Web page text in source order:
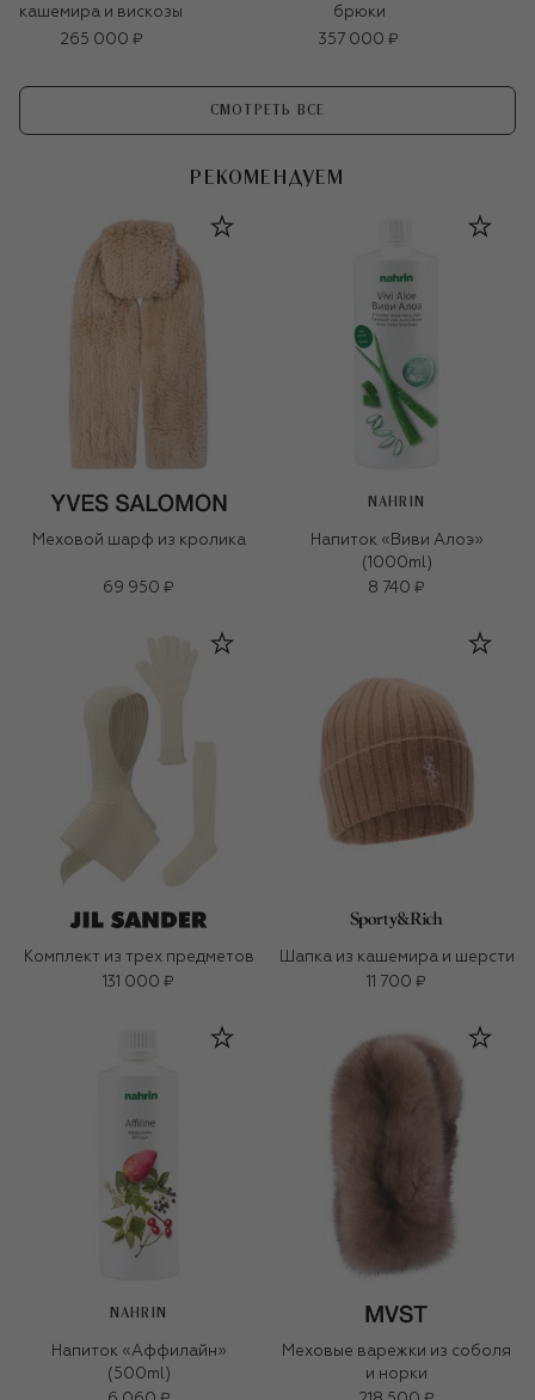
кашемира и вискозы
265 000 ₽
брюки
357 000 ₽
СМОТРЕТЬ ВСЕ
РЕКОМЕНДУЕМ
Меховой шарф из кролика
69 950 ₽
NAHRIN
Напиток «Виви Алоэ»
(1000ml)
8 740 ₽
Комплект из трех предметов
131 000 ₽
Шапка из кашемира и шерсти
11 700 ₽
NAHRIN
Напиток «Аффилайн»
(500ml)
Меховые варежки из соболя
и норки